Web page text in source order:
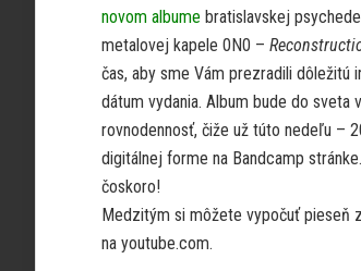
novom albume bratislavskej
metalovej kapele 0N0 –
čas, aby sme Vám prezradili dôležitú
dátum vydania. Album bude do sveta
rovnodennosť, čiže už túto nedeľu –
digitálnej forme na Bandcamp
čoskoro!
Medzitým si môžete vypočuť pieseň
na youtube.com.